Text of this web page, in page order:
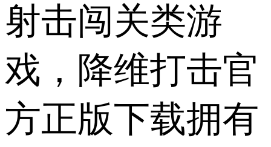
射击闯关类游
戏，降维打击官
方正版下载拥有